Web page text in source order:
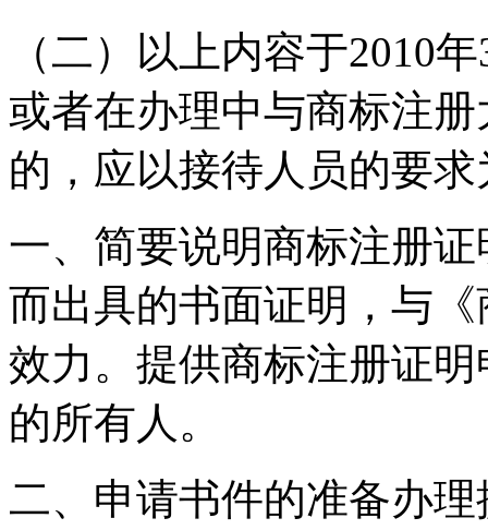
（二）以上内容于2010
或者在办理中与商标注
的，应以接待人员的要求
一、简要说明商标注册
而出具的书面证明，与
效力。提供商标注册证
的所有人。
二、申请书件的准备办